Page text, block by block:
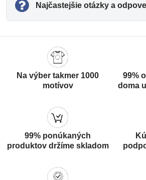
Najčastejšie otázky a
Na výber takmer 1000
motívov
99%
doma
99% ponúkaných
produktov držíme skladom